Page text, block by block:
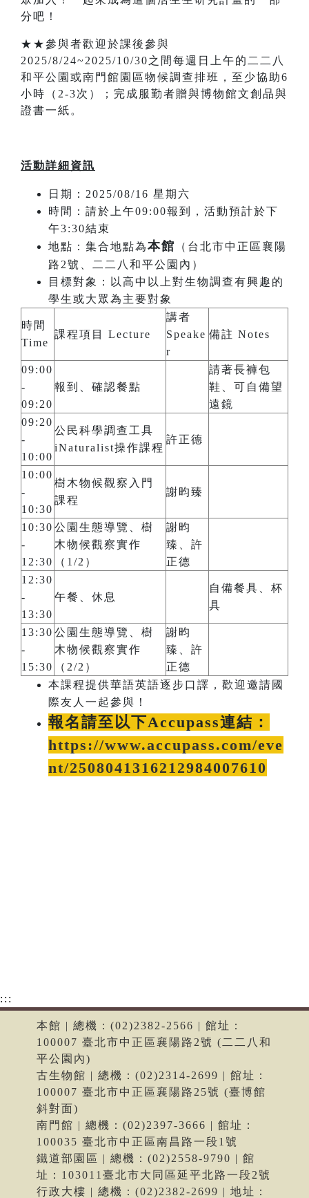
分吧！
★★參與者歡迎於課後參與
2025/8/24~2025/10/30之間每週日上午的二二八
和平公園或南門館園區物候調查排班，至少協助6
小時（2-3次）；完成服勤者贈與博物館文創品與
證書一紙。
活動詳細資訊
日期：2025/08/16 星期六
時間：請於上午09:00報到，活動預計於下
午3:30結束
地點：集合地點為本館
（台北市中正區襄陽
路2號、二二八和平公園內）
目標對象：以高中以上對生物調查有興趣的
學生或大眾為主要對象
時間
Time
課程項目 Lecture
講者
Speake
r
備註 Notes
09:00
-
09:20
報到、確認餐點
請著長褲包
鞋、可自備望
遠鏡
09:20
-
10:00
公民科學調查工具
iNaturalist操作課程
許正德
10:00
-
10:30
樹木物候觀察入門
課程
謝昀臻
10:30
-
12:30
公園生態導覽、樹
木物候觀察實作
（1/2）
謝昀
臻、許
正德
12:30
-
13:30
午餐、休息
自備餐具、杯
具
13:30
-
15:30
公園生態導覽、樹
木物候觀察實作
（2/2）
謝昀
臻、許
正德
本課程提供華語英語逐步口譯，歡迎邀請國
際友人一起參與！
報名請至以下Accupass連結：
https://www.accupass.com/eve
nt/2508041316212984007610
:::
本館 | 總機：(02)2382-2566 | 館址：
100007 臺北市中正區襄陽路2號 (二二八和
平公園內)
古生物館 | 總機：(02)2314-2699 | 館址：
100007 臺北市中正區襄陽路25號 (臺博館
斜對面)
南門館 | 總機：(02)2397-3666 | 館址：
100035 臺北市中正區南昌路一段1號
鐵道部園區 | 總機：(02)2558-9790 | 館
址：103011臺北市大同區延平北路一段2號
行政大樓 | 總機：(02)2382-2699 | 地址：